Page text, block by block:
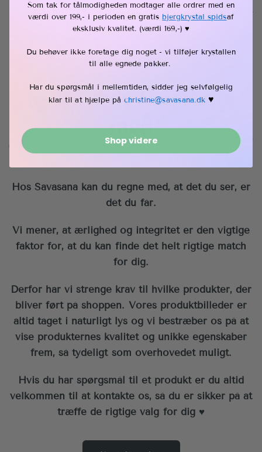
Fragt & retur
Kvalitet du kan regne
med
Hos Savasana kan du regne med, at det du ser, er
dét du får.
Vi mener, at ærlighed og integritet er den vigtige
faktor for, at du kan finde det helt rigtige match
for dig.
Derfor har vi strenge krav til hvilke produkter, der
bliver ført på shoppen. Vores produktbilleder er
altid taget i naturligt lys og vi bestræber os på at
vise produkternes kvalitet og unikke egenskaber
frem, så tydeligt som overhovedet muligt.
Hvis du har spørgsmål til et produkt er du altid
velkommen til at kontakte os, så du er sikker på at
træffe de rigtige valg for dig ♥︎
Som tak for tålmodigheden modtager alle ordrer med en
værdi over 199,- i perioden en gratis bjergkrystal spidsaf
eksklusiv kvalitet. (værdi 169,-) ♥︎
Du behøver ikke foretage dig noget - vi tilføjer krystallen
til alle egnede pakker.
Har du spørgsmål i mellemtiden, sidder jeg selvfølgelig
klar til at hjælpe på christine@savasana.dk ♥︎
Shop videre